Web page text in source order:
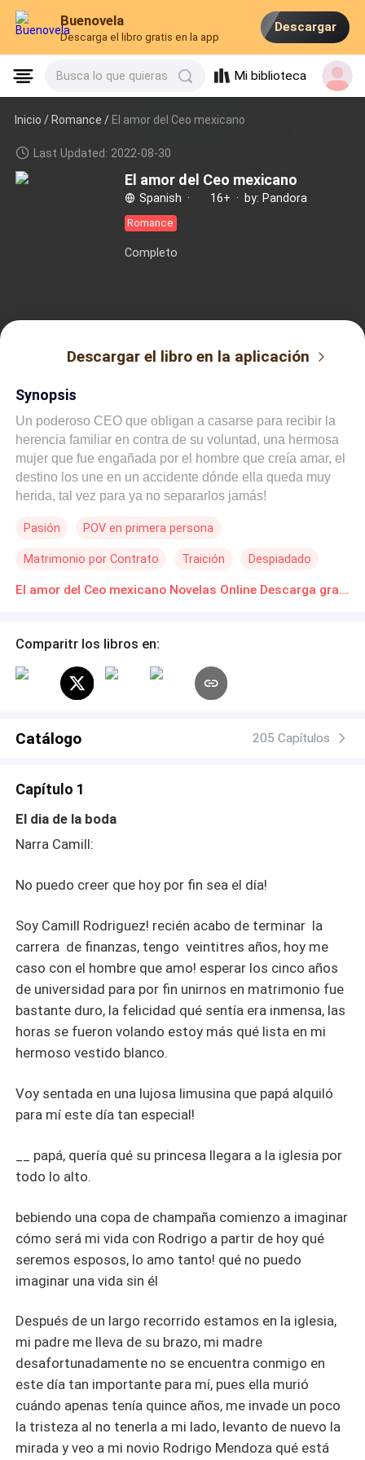
Buenovela
Descarga el libro gratis en la app
Descargar
Busca lo que quieras Mi biblioteca
Inicio /Romance / El amor del Ceo mexicano
Last Updated: 2022-08-30
El amor del Ceo mexicano
Spanish · 16+ · by: Pandora
Romance
Completo
Descargar el libro en la aplicación
Synopsis
Un poderoso CEO que obligan a casarse para recibir la
herencia familiar en contra de su voluntad, una hermosa
mujer que fue engañada por el hombre que creía amar, el
destino los une en un accidente dónde ella queda muy
herida, tal vez para ya no separarlos jamás!
Pasión POV en primera persona
Matrimonio por Contrato Traición Despiadado
CEO Contemporánea Identidad oculta El amor del Ceo mexicano Novelas Online Descarga gratuita de PDF
Comparitr los libros en:
Catálogo 205 Capítulos
Capítulo 1
El dia de la boda
Narra Camill:
No puedo creer que hoy por fin sea el día!
Soy Camill Rodriguez! recién acabo de terminar la
carrera de finanzas, tengo veintitres años, hoy me
caso con el hombre que amo! esperar los cinco años
de universidad para por fin unirnos en matrimonio fue
bastante duro, la felicidad qué sentía era inmensa, las
horas se fueron volando estoy más qué lista en mi
hermoso vestido blanco.
Voy sentada en una lujosa limusina que papá alquiló
para mí este día tan especial!
__ papá, quería qué su princesa llegara a la iglesia por
todo lo alto.
bebiendo una copa de champaña comienzo a imaginar
cómo será mi vida con Rodrigo a partir de hoy qué
seremos esposos, lo amo tanto! qué no puedo
imaginar una vida sin él
Después de un largo recorrido estamos en la iglesia,
mi padre me lleva de su brazo, mi madre
desafortunadamente no se encuentra conmigo en
este día tan importante para mí, pues ella murió
cuándo apenas tenía quince años, me invade un poco
la tristeza al no tenerla a mi lado, levanto de nuevo la
mirada y veo a mi novio Rodrigo Mendoza qué está